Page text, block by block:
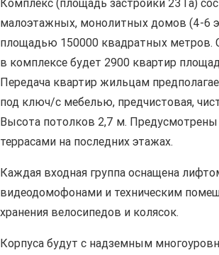
Комплекс (площадь застройки 23 Га)
малоэтажных, монолитных домов (4-6
площадью 150000 квадратных метров.
в комплексе будет 2900 квартир
Передача квартир жильцам
под ключ/с мебелью, предчистовая,
Высота потолков 2,7 м.
террасами на последних этажах.
Каждая входная группа оснащена
видеодомофонами и техническим
хранения велосипедов и колясок.
Корпуса будут с надземным